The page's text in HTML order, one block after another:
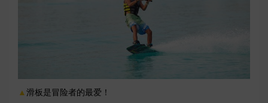
▲滑板是冒险者的最爱！